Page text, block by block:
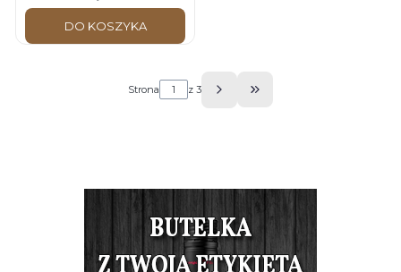
DO KOSZYKA
Strona z 3
Przejdź do ostatniej